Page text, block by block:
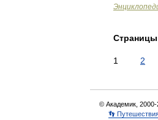
Страницы
1 2
© Академик, 2000-
👣